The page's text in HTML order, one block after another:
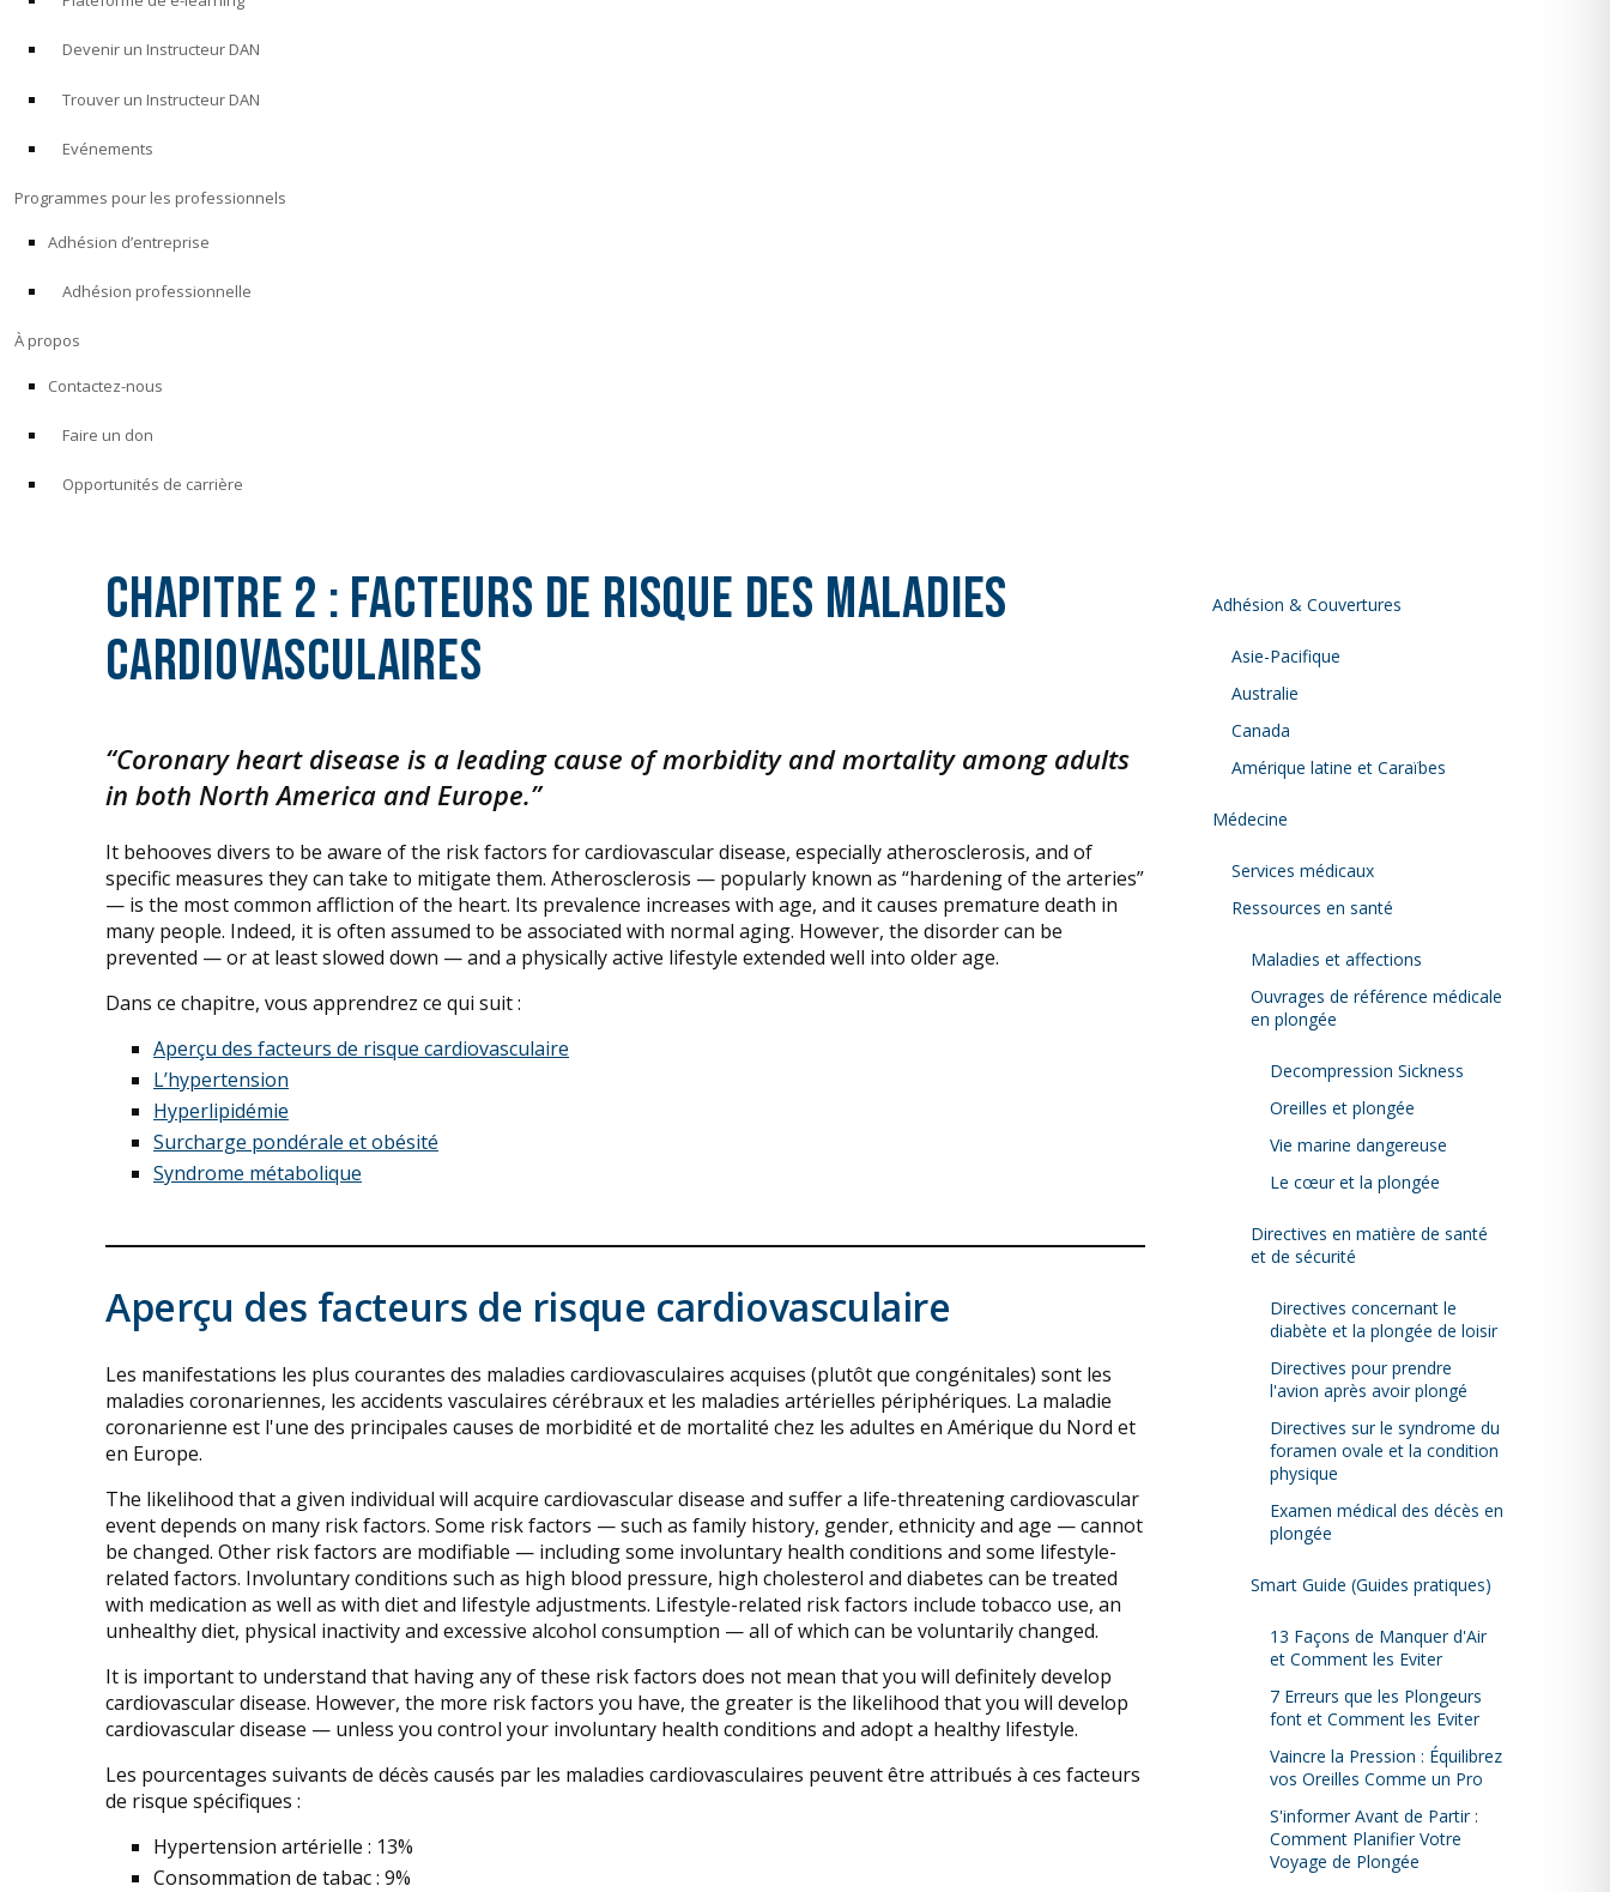
Devenir un Instructeur DAN
Trouver un Instructeur DAN
Evénements
Programmes pour les professionnels
Adhésion d’entreprise
Adhésion professionnelle
À propos
Contactez-nous
Faire un don
Opportunités de carrière
Chapitre 2 : Facteurs de risque des maladies
cardiovasculaires
“Coronary heart disease is a leading cause of morbidity and mortality among adults
in both North America and Europe.”
It behooves divers to be aware of the risk factors for cardiovascular disease, especially atherosclerosis, and of
specific measures they can take to mitigate them. Atherosclerosis — popularly known as “hardening of the arteries”
— is the most common affliction of the heart. Its prevalence increases with age, and it causes premature death in
many people. Indeed, it is often assumed to be associated with normal aging. However, the disorder can be
prevented — or at least slowed down — and a physically active lifestyle extended well into older age.
Dans ce chapitre, vous apprendrez ce qui suit :
Aperçu des facteurs de risque cardiovasculaire
L’hypertension
Hyperlipidémie
Surcharge pondérale et obésité
Syndrome métabolique
Aperçu des facteurs de risque cardiovasculaire
Les manifestations les plus courantes des maladies cardiovasculaires acquises (plutôt que congénitales) sont les
maladies coronariennes, les accidents vasculaires cérébraux et les maladies artérielles périphériques. La maladie
coronarienne est l'une des principales causes de morbidité et de mortalité chez les adultes en Amérique du Nord et
en Europe.
The likelihood that a given individual will acquire cardiovascular disease and suffer a life-threatening cardiovascular
event depends on many risk factors. Some risk factors — such as family history, gender, ethnicity and age — cannot
be changed. Other risk factors are modifiable — including some involuntary health conditions and some lifestyle-
related factors. Involuntary conditions such as high blood pressure, high cholesterol and diabetes can be treated
with medication as well as with diet and lifestyle adjustments. Lifestyle-related risk factors include tobacco use, an
unhealthy diet, physical inactivity and excessive alcohol consumption — all of which can be voluntarily changed.
It is important to understand that having any of these risk factors does not mean that you will definitely develop
cardiovascular disease. However, the more risk factors you have, the greater is the likelihood that you will develop
cardiovascular disease — unless you control your involuntary health conditions and adopt a healthy lifestyle.
Les pourcentages suivants de décès causés par les maladies cardiovasculaires peuvent être attribués à ces facteurs
de risque spécifiques :
Hypertension artérielle : 13%
Consommation de tabac : 9%
Adhésion & Couvertures
Asie-Pacifique
Australie
Canada
Amérique latine et Caraïbes
Médecine
Services médicaux
Ressources en santé
Maladies et affections
Ouvrages de référence médicale
en plongée
Decompression Sickness
Oreilles et plongée
Vie marine dangereuse
Le cœur et la plongée
Directives en matière de santé
et de sécurité
Directives concernant le
diabète et la plongée de loisir
Directives pour prendre
l'avion après avoir plongé
Directives sur le syndrome du
foramen ovale et la condition
physique
Examen médical des décès en
plongée
Smart Guide (Guides pratiques)
13 Façons de Manquer d'Air
et Comment les Eviter
7 Erreurs que les Plongeurs
font et Comment les Eviter
Vaincre la Pression : Équilibrez
vos Oreilles Comme un Pro
S'informer Avant de Partir :
Comment Planifier Votre
Voyage de Plongée